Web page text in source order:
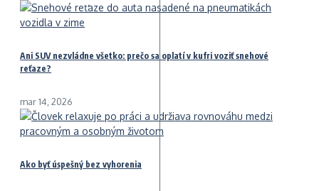
Ani SUV nezvládne všetko: prečo sa oplatí v kufri voziť snehové
reťaze?
mar 14, 2026
Ako byť úspešný bez vyhorenia